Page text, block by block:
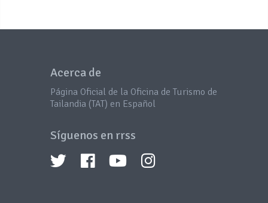
Acerca de
Página Oficial de la Oficina de Turismo de
Tailandia (TAT) en Español
Síguenos en rrss